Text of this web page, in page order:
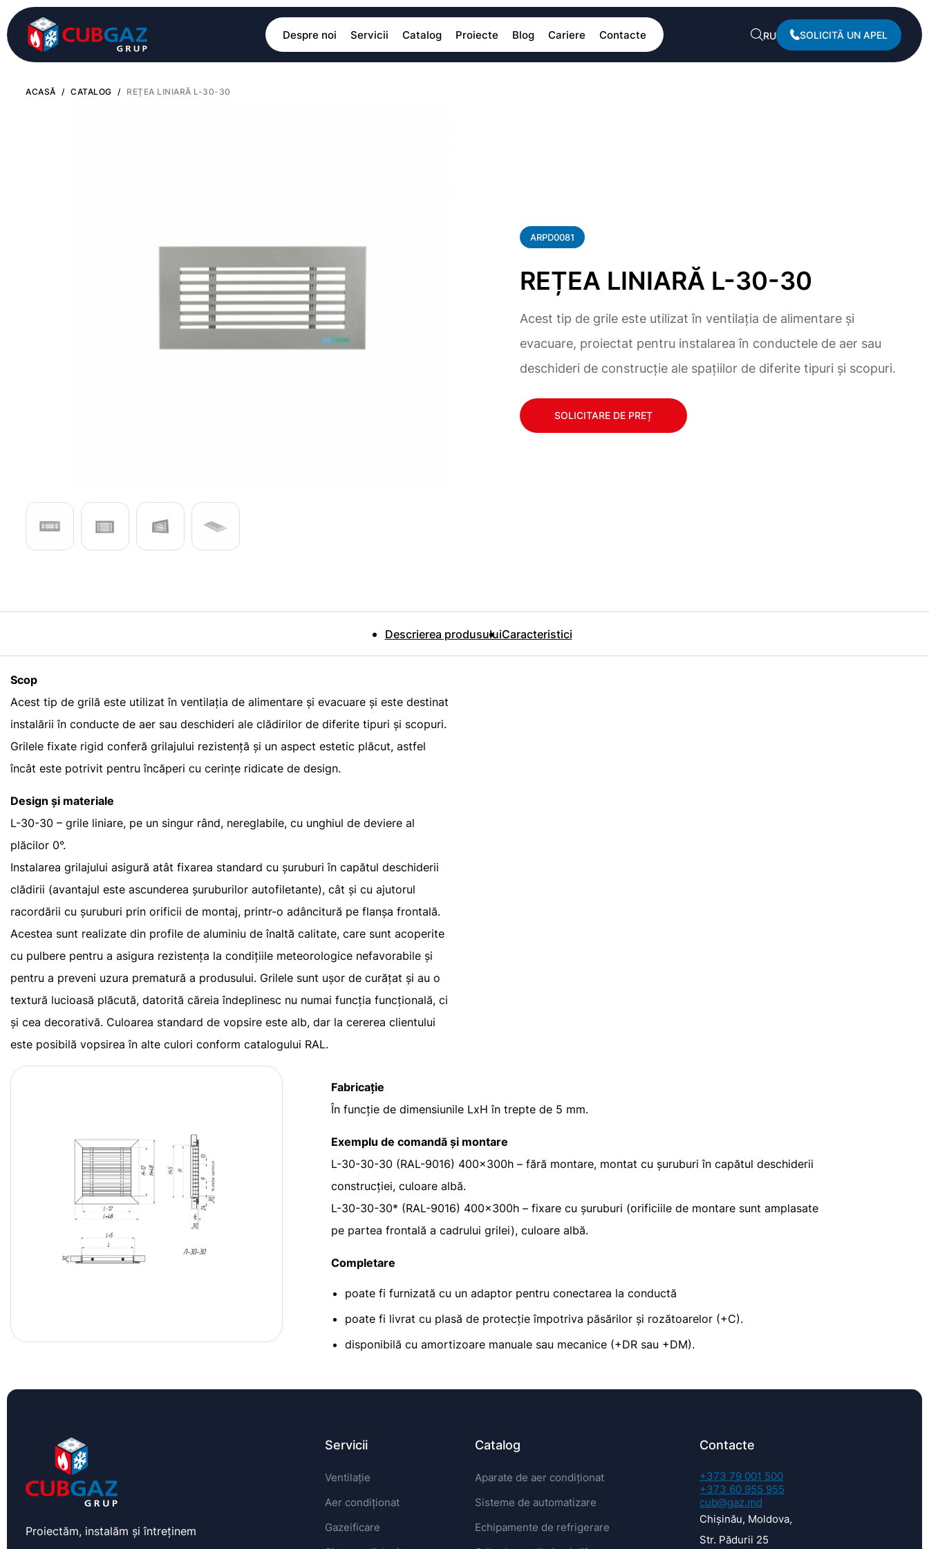
Despre noi Servicii Catalog Proiecte Blog Cariere Contacte RU SOLICITĂ UN APEL
ACASĂ / CATALOG / REȚEA LINIARĂ L-30-30
ARPD0081
REȚEA LINIARĂ L-30-30
Acest tip de grile este utilizat în ventilația de alimentare și
evacuare, proiectat pentru instalarea în conductele de aer sau
deschideri de construcție ale spațiilor de diferite tipuri și scopuri.
SOLICITARE DE PREȚ
Descrierea produsuluiCaracteristici
Scop
Acest tip de grilă este utilizat în ventilația de alimentare și evacuare și este destinat
instalării în conducte de aer sau deschideri ale clădirilor de diferite tipuri și scopuri.
Grilele fixate rigid conferă grilajului rezistență și un aspect estetic plăcut, astfel
încât este potrivit pentru încăperi cu cerințe ridicate de design.
Design și materiale
L-30-30 – grile liniare, pe un singur rând, nereglabile, cu unghiul de deviere al
plăcilor 0°.
Instalarea grilajului asigură atât fixarea standard cu șuruburi în capătul deschiderii
clădirii (avantajul este ascunderea șuruburilor autofiletante), cât și cu ajutorul
racordării cu șuruburi prin orificii de montaj, printr-o adâncitură pe flanșa frontală.
Acestea sunt realizate din profile de aluminiu de înaltă calitate, care sunt acoperite
cu pulbere pentru a asigura rezistența la condițiile meteorologice nefavorabile și
pentru a preveni uzura prematură a produsului. Grilele sunt ușor de curățat și au o
textură lucioasă plăcută, datorită căreia îndeplinesc nu numai funcția funcțională, ci
și cea decorativă. Culoarea standard de vopsire este alb, dar la cererea clientului
este posibilă vopsirea în alte culori conform catalogului RAL.
Fabricație
În funcție de dimensiunile LxH în trepte de 5 mm.
Exemplu de comandă și montare
L-30-30-30 (RAL-9016) 400x300h – fără montare, montat cu șuruburi în capătul deschiderii
construcției, culoare albă.
L-30-30-30* (RAL-9016) 400x300h – fixare cu șuruburi (orificiile de montare sunt amplasate
pe partea frontală a cadrului grilei), culoare albă.
Completare
poate fi furnizată cu un adaptor pentru conectarea la conductă
poate fi livrat cu plasă de protecție împotriva păsărilor și rozătoarelor (+C).
disponibilă cu amortizoare manuale sau mecanice (+DR sau +DM).
Proiectăm, instalăm și întreținem
Servicii
Ventilație
Aer condiționat
Gazeificare
Catalog
Aparate de aer condiționat
Sisteme de automatizare
Echipamente de refrigerare
Contacte
+373 79 001 500
+373 60 955 955
cub@gaz.md
Chișinău, Moldova,
Str. Pădurii 25